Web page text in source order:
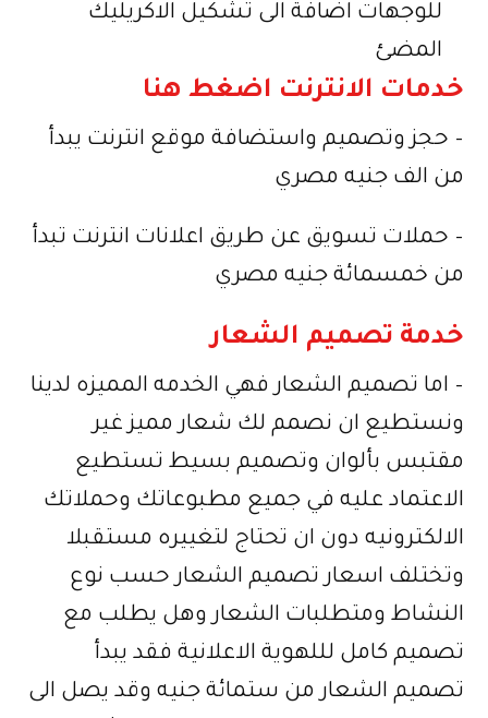
للوجهات اضافة الى تشكيل الاكريليك
المضئ
خدمات الانترنت اضغط هنا
– حجز وتصميم واستضافة موقع انترنت يبدأ
من الف جنيه مصري
– حملات تسويق عن طريق اعلانات انترنت تبدأ
من خمسمائة جنيه مصري
خدمة تصميم الشعار
– اما تصميم الشعار فهي الخدمه المميزه لدينا
ونستطيع ان نصمم لك شعار مميز غير
مقتبس بألوان وتصميم بسيط تستطيع
الاعتماد عليه في جميع مطبوعاتك وحملاتك
الالكترونيه دون ان تحتاج لتغييره مستقبلا
وتختلف اسعار تصميم الشعار حسب نوع
النشاط ومتطلبات الشعار وهل يطلب مع
تصميم كامل لللهوية الاعلانية فقد يبدأ
تصميم الشعار من ستمائة جنيه وقد يصل الى